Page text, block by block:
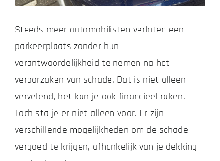
Zakelijk
Vacatures
Contact
Steeds meer automobilisten verlaten een
parkeerplaats zonder hun
verantwoordelijkheid te nemen na het
veroorzaken van schade. Dat is niet alleen
vervelend, het kan je ook financieel raken.
Toch sta je er niet alleen voor. Er zijn
verschillende mogelijkheden om de schade
vergoed te krijgen, afhankelijk van je dekking